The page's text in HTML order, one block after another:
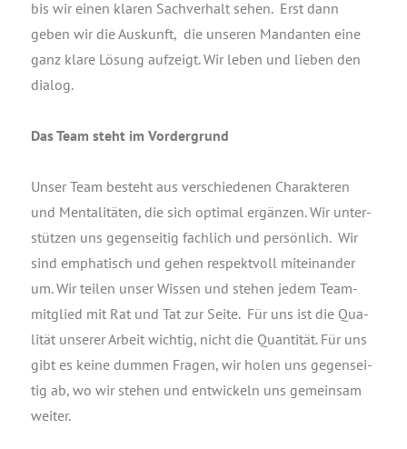
bis wir einen kla­ren Sach­ver­halt sehen. Erst dann
geben wir die Aus­kunft, die unse­ren Man­dan­ten eine
ganz kla­re Lösung auf­zeigt. Wir leben und lie­ben den
dialog.
Das Team steht im Vordergrund
Unser Team besteht aus ver­schie­de­nen Cha­rak­te­ren
und Men­ta­li­tä­ten, die sich opti­mal ergän­zen. Wir unter­
stüt­zen uns gegen­sei­tig fach­lich und per­sön­lich. Wir
sind empha­tisch und gehen respekt­voll mit­ein­an­der
um. Wir tei­len unser Wis­sen und ste­hen jedem Team­
mit­glied mit Rat und Tat zur Sei­te. Für uns ist die Qua­
li­tät unse­rer Arbeit wich­tig, nicht die Quan­ti­tät. Für uns
gibt es kei­ne dum­men Fra­gen, wir holen uns gegen­sei­
tig ab, wo wir ste­hen und ent­wi­ckeln uns gemein­sam
weiter.